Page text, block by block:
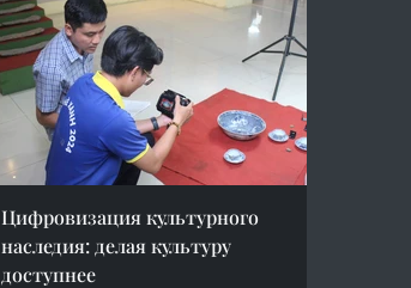
Цифровизация культурного
наследия: делая культуру
доступнее